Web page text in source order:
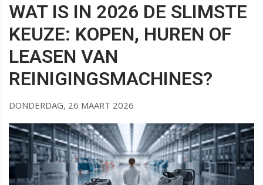
WAT IS IN 2026 DE SLIMSTE
KEUZE: KOPEN, HUREN OF
LEASEN VAN
REINIGINGSMACHINES?
DONDERDAG, 26 MAART 2026